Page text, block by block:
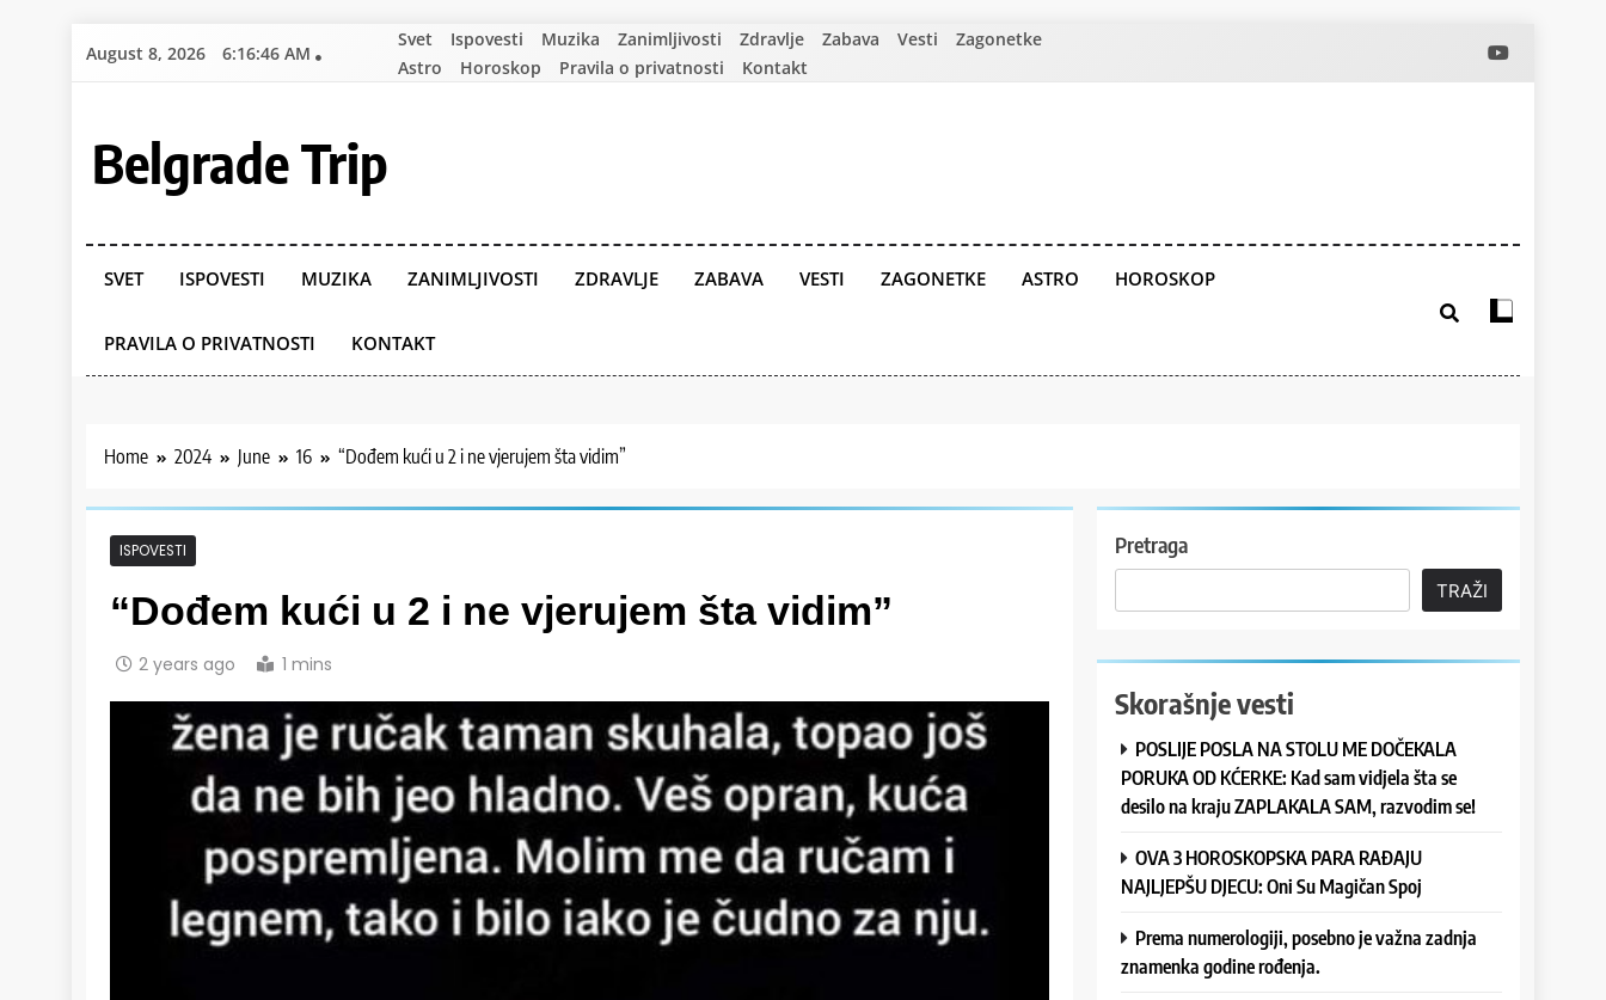
August 8, 2026 6:16:48 AM
Svet Ispovesti Muzika Zanimljivosti Zdravlje Zabava Vesti
Zagonetke
Astro
Horoskop Pravila o privatnosti Kontakt
Belgrade Trip
SVET ISPOVESTI MUZIKA ZANIMLJIVOSTI ZDRAVLJE ZABAVA VESTI ZAGONETKE ASTRO HOROSKOP
PRAVILA O PRIVATNOSTI KONTAKT
Home 2024 June 16 “Dođem kući u 2 i ne vjerujem šta vidim”
ISPOVESTI
“Dođem kući u 2 i ne vjerujem šta vidim”
2 years ago 1 mins
Pretraga
TRAŽI
Skorašnje vesti
POSLIJE POSLA NA STOLU ME DOČEKALA
PORUKA OD KĆERKE: Kad sam vidjela šta se
desilo na kraju ZAPLAKALA SAM, razvodim se!
OVA 3 HOROSKOPSKA PARA RAĐAJU
NAJLJEPŠU DJECU: Oni Su Magičan Spoj
Prema numerologiji, posebno je važna zadnja
znamenka godine rođenja.